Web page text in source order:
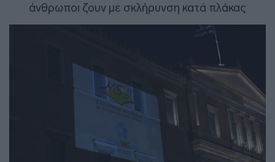
άνθρωποι ζουν με σκλήρυνση κατά πλάκας